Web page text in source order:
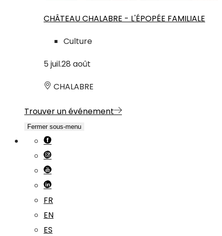
CHÂTEAU CHALABRE - L'ÉPOPÉE FAMILIALE
Culture
5 juil.28 août
CHALABRE
Trouver un événement
Fermer sous-menu
FR
EN
ES